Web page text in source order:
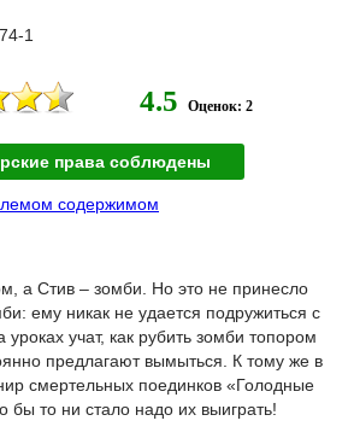
1
4.5 Оценок: 2
права соблюдены
содержимом
а Стив – зомби. Но это не принесло
ему никак не удается подружиться с
учат, как рубить зомби топором
предлагают вымыться. К тому же в
смертельных поединков «Голодные
бы то ни стало надо их выиграть!